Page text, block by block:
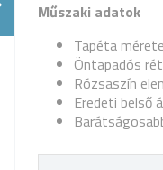
Műszaki adatok
Tapéta
Öntapadós
Rózsaszín
Eredeti belső